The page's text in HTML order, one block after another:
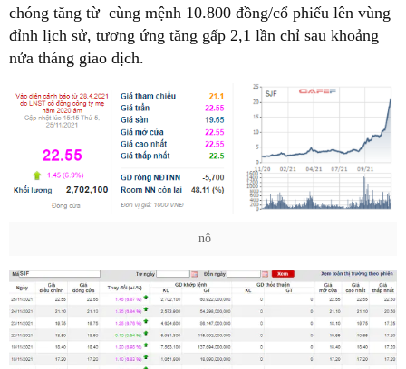
chóng tăng từ cùng mệnh 10.800 đồng/cổ phiếu lên vùng
đỉnh lịch sử, tương ứng tăng gấp 2,1 lần chỉ sau khoảng
nửa tháng giao dịch.
nô